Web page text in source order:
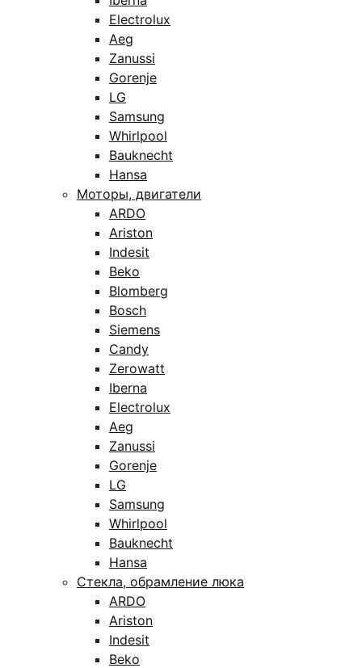
Electrolux
Aeg
Zanussi
Gorenje
LG
Samsung
Whirlpool
Bauknecht
Hansa
Моторы, двигатели
ARDO
Ariston
Indesit
Beko
Blomberg
Bosch
Siemens
Candy
Zerowatt
Iberna
Electrolux
Aeg
Zanussi
Gorenje
LG
Samsung
Whirlpool
Bauknecht
Hansa
Стекла, обрамление люка
ARDO
Ariston
Indesit
Beko